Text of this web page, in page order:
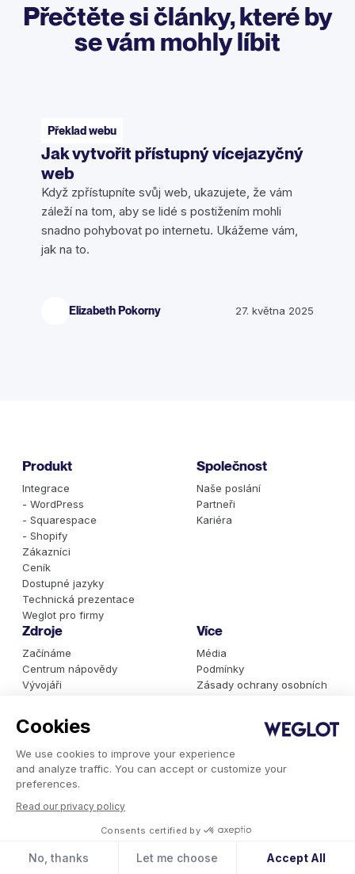
Cookies
We use cookies to improve your experience
and analyze traffic. You can accept or customize your
preferences.
Read our privacy policy
Consents certified by
No, thanks Let me choose Accept All
Přečtěte si články, které by
se vám mohly líbit
Překlad webu
Jak vytvořit přístupný vícejazyčný
web
Když zpřístupníte svůj web, ukazujete, že vám
záleží na tom, aby se lidé s postižením mohli
snadno pohybovat po internetu. Ukážeme vám,
jak na to.
Elizabeth Pokorny 27. května 2025
Produkt
Integrace
- WordPress
- Squarespace
- Shopify
Zákazníci
Ceník
Dostupné jazyky
Technická prezentace
Weglot pro firmy
Společnost
Naše poslání
Partneři
Kariéra
Zdroje
Začínáme
Centrum nápovědy
Vývojáři
Nástroj pro počítání slov
Kontrola hreflangů
Weglot Akademie
Zpráva o stavu strojového
překladu
Alternativy Weglotu
Mezinárodní adresář
Více
Média
Podmínky
Zásady ochrany osobních
Plán vývoje produktu
Seznam změn
Weglot pro firmy